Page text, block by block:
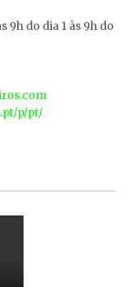
9h do dia 1 às 9h do
p/pt/